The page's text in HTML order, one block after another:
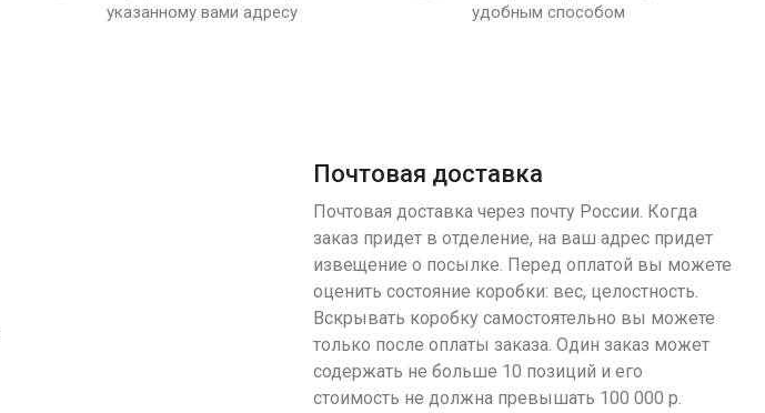
указанному вами адресу
удобным способом
Почтовая доставка
Почтовая доставка через почту России. Когда
заказ придет в отделение, на ваш адрес придет
извещение о посылке. Перед оплатой вы можете
оценить состояние коробки: вес, целостность.
Вскрывать коробку самостоятельно вы можете
только после оплаты заказа. Один заказ может
содержать не больше 10 позиций и его
стоимость не должна превышать 100 000 р.